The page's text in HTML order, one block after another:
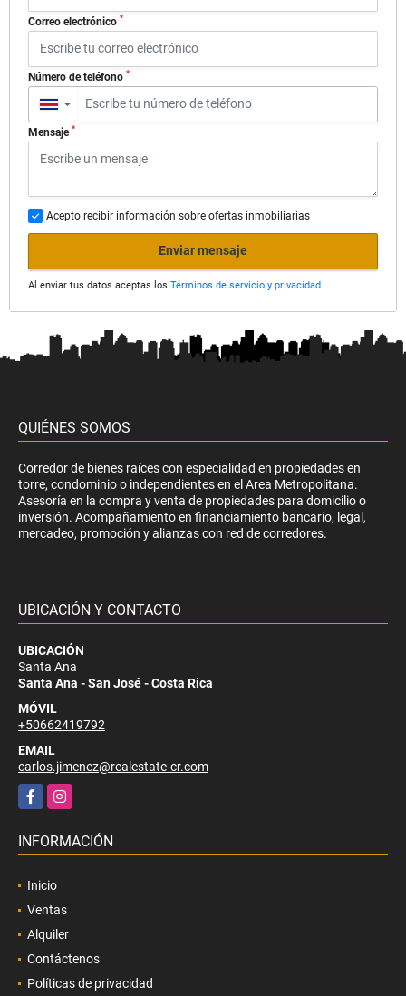
Correo electrónico *
Número de teléfono *
▼
Mensaje *
Acepto recibir información sobre ofertas inmobiliarias
Enviar mensaje
Al enviar tus datos aceptas los Términos de servicio y privacidad
QUIÉNES SOMOS
Corredor de bienes raíces con especialidad en propiedades en
torre, condominio o independientes en el Area Metropolitana.
Asesoría en la compra y venta de propiedades para domicilio o
inversión. Acompañamiento en financiamiento bancario, legal,
mercadeo, promoción y alianzas con red de corredores.
UBICACIÓN Y CONTACTO
UBICACIÓN
Santa Ana
Santa Ana - San José - Costa Rica
MÓVIL
+50662419792
EMAIL
carlos.jimenez@realestate-cr.com
FacebookInstagram
INFORMACIÓN
Inicio
Ventas
Alquiler
Contáctenos
Políticas de privacidad